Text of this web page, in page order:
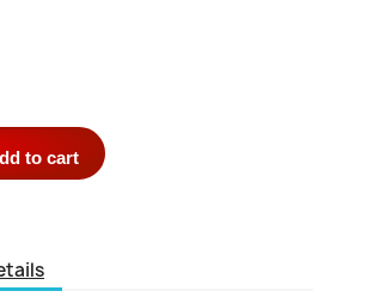
to cart